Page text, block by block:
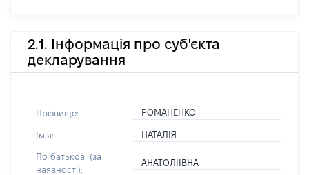
2.1. Інформація про суб'єкта
декларування
Прізвище: РОМАНЕНКО
Імʼя: НАТАЛІЯ
По батькові (за
наявності):
АНАТОЛІЇВНА